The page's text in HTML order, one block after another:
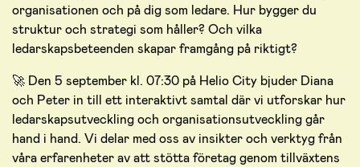
organisationen och på dig som ledare. Hur bygger du
struktur och strategi som håller? Och vilka
ledarskapsbeteenden skapar framgång på riktigt?
🚀 Den 5 september kl. 07:30 på Helio City bjuder Diana
och Peter in till ett interaktivt samtal där vi utforskar hur
ledarskapsutveckling och organisationsutveckling går
hand i hand. Vi delar med oss av insikter och verktyg från
våra erfarenheter av att stötta företag genom tillväxtens